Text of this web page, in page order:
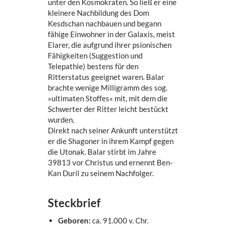
unter den Kosmokraten. So ließ er eine
kleinere Nachbildung des Dom
Kesdschan nachbauen und begann
fähige Einwohner in der Galaxis, meist
Elarer, die aufgrund ihrer psionischen
Fähigkeiten (Suggestion und
Telepathie) bestens für den
Ritterstatus geeignet waren. Balar
brachte wenige Milligramm des sog.
»ultimaten Stoffes« mit, mit dem die
Schwerter der Ritter leicht bestückt
wurden.
Direkt nach seiner Ankunft unterstützt
er die Shagoner in ihrem Kampf gegen
die Utonak. Balar stirbt im Jahre
39813 vor Christus und ernennt Ben-
Kan Duril zu seinem Nachfolger.
Steckbrief
Geboren: ca. 91.000 v. Chr.